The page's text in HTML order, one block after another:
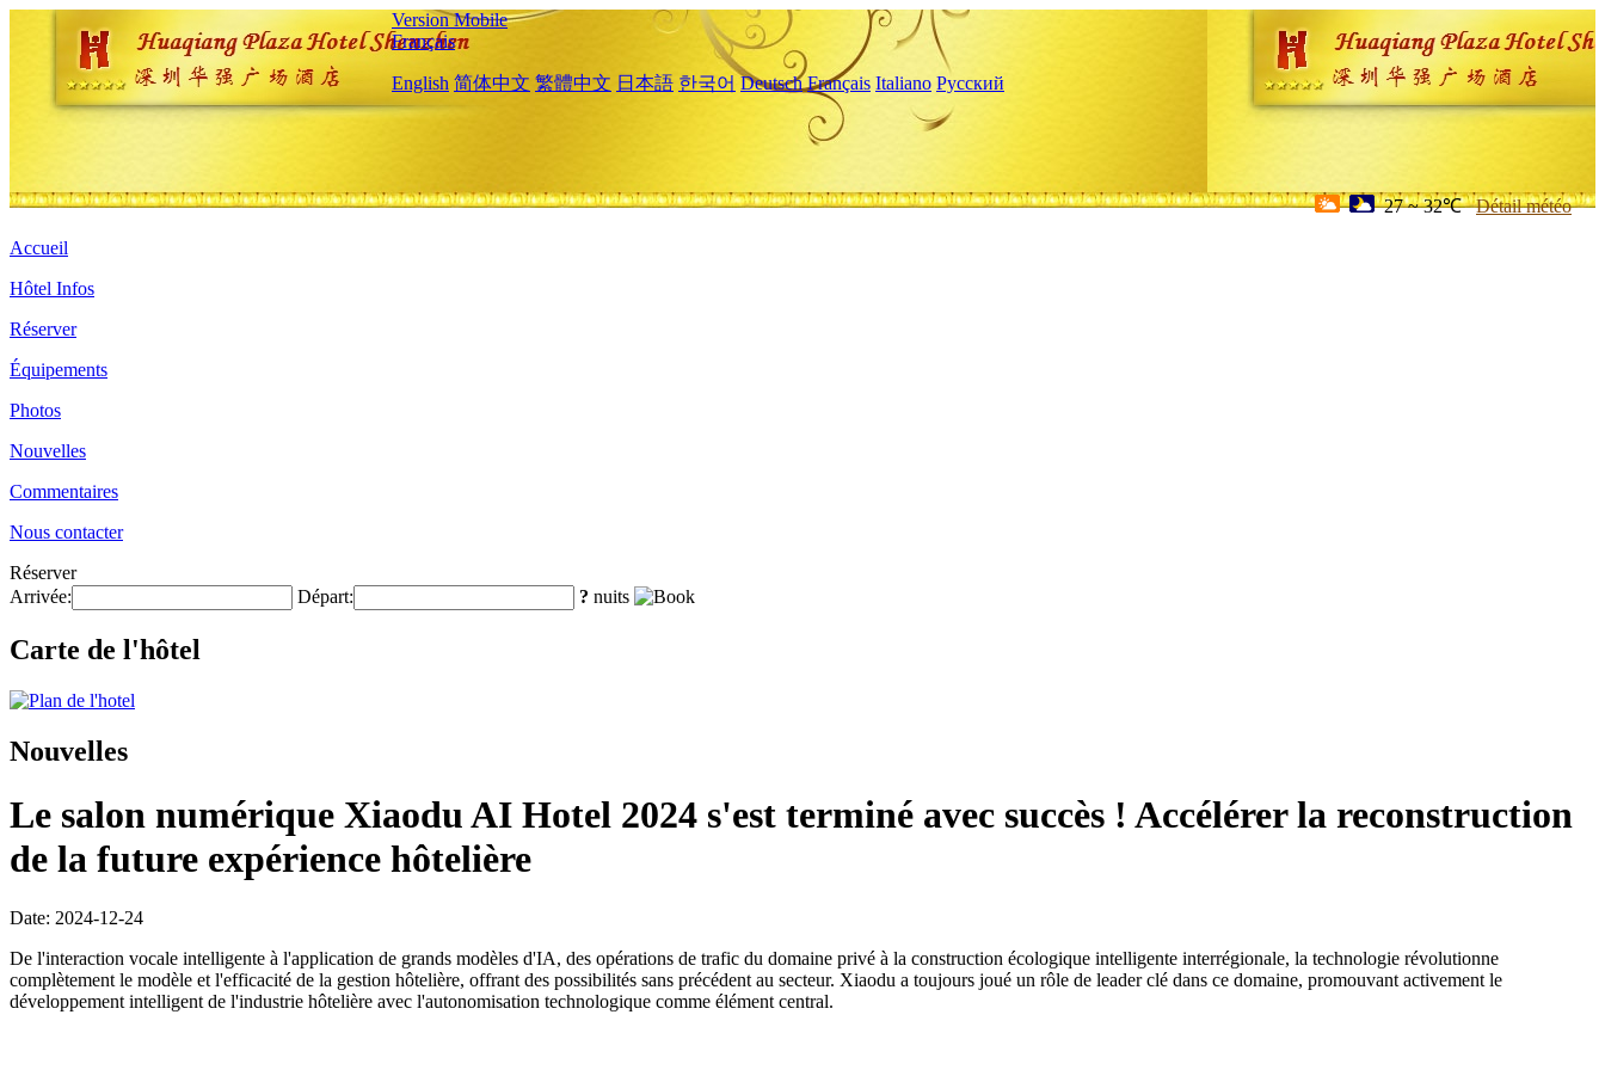
Version Mobile
Français
English 简体中文 繁體中文 日本語 한국어 Deutsch Français Italiano Русский
27 ~ 32℃ Détail météo
Accueil
Hôtel Infos
Réserver
Équipements
Photos
Nouvelles
Commentaires
Nous contacter
Réserver
Arrivée:
Départ: ? nuits
Carte de l'hôtel
Nouvelles
Le salon numérique Xiaodu AI Hotel 2024 s'est terminé avec succès ! Accélérer la reconstruction
de la future expérience hôtelière
Date: 2024-12-24
De l'interaction vocale intelligente à l'application de grands modèles d'IA, des opérations de trafic du domaine privé à la construction écologique intelligente interrégionale, la technologie révolutionne
complètement le modèle et l'efficacité de la gestion hôtelière, offrant des possibilités sans précédent au secteur. Xiaodu a toujours joué un rôle de leader clé dans ce domaine, promouvant activement le
développement intelligent de l'industrie hôtelière avec l'autonomisation technologique comme élément central.